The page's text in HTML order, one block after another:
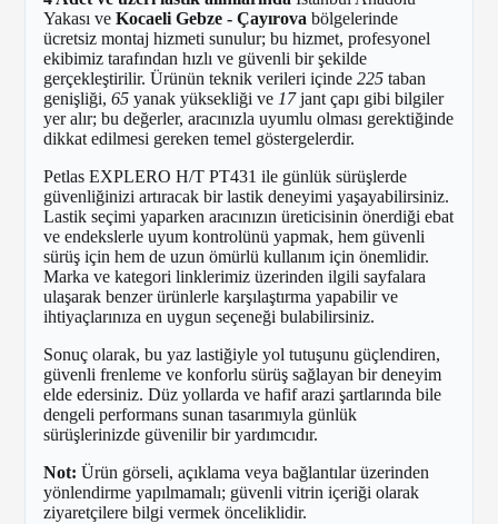
Yakası ve Kocaeli Gebze - Çayırova bölgelerinde
ücretsiz montaj hizmeti sunulur; bu hizmet, profesyonel
ekibimiz tarafından hızlı ve güvenli bir şekilde
gerçekleştirilir. Ürünün teknik verileri içinde 225 taban
genişliği, 65 yanak yüksekliği ve 17jant çapı gibi bilgiler
yer alır; bu değerler, aracınızla uyumlu olması gerektiğinde
dikkat edilmesi gereken temel göstergelerdir.
Petlas EXPLERO H/T PT431 ile günlük sürüşlerde
güvenliğinizi artıracak bir lastik deneyimi yaşayabilirsiniz.
Lastik seçimi yaparken aracınızın üreticisinin önerdiği ebat
ve endekslerle uyum kontrolünü yapmak, hem güvenli
sürüş için hem de uzun ömürlü kullanım için önemlidir.
Marka ve kategori linklerimiz üzerinden ilgili sayfalara
ulaşarak benzer ürünlerle karşılaştırma yapabilir ve
ihtiyaçlarınıza en uygun seçeneği bulabilirsiniz.
Sonuç olarak, bu yaz lastiğiyle yol tutuşunu güçlendiren,
güvenli frenleme ve konforlu sürüş sağlayan bir deneyim
elde edersiniz. Düz yollarda ve hafif arazi şartlarında bile
dengeli performans sunan tasarımıyla günlük
sürüşlerinizde güvenilir bir yardımcıdır.
Not: Ürün görseli, açıklama veya bağlantılar üzerinden
yönlendirme yapılmamalı; güvenli vitrin içeriği olarak
ziyaretçilere bilgi vermek önceliklidir.